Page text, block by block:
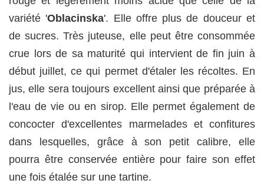
variété 'Oblacinska'. Elle offre plus de douceur et
de sucres. Très juteuse, elle peut être consommée
crue lors de sa maturité qui intervient de fin juin à
début juillet, ce qui permet d'étaler les récoltes. En
jus, elle sera toujours excellent ainsi que préparée à
l'eau de vie ou en sirop. Elle permet également de
concocter d'excellentes marmelades et confitures
dans lesquelles, grâce à son petit calibre, elle
pourra être conservée entière pour faire son effet
une fois étalée sur une tartine.